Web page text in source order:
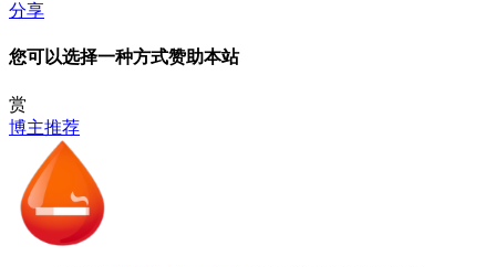
分享
您可以选择一种方式赞助本站
赏
博主推荐